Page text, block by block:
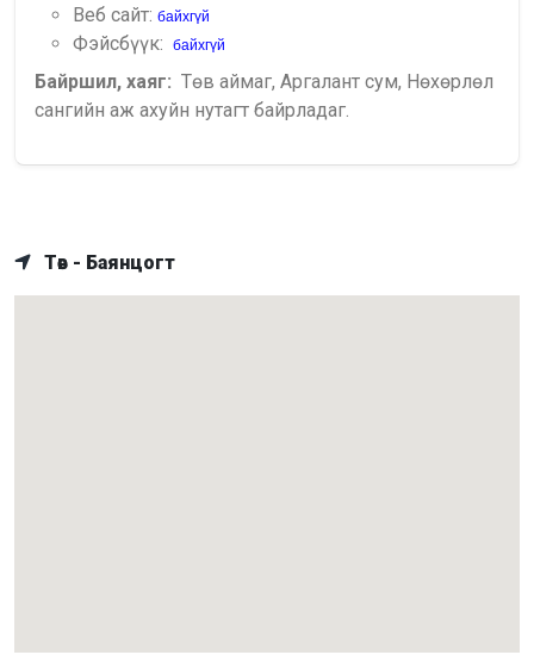
Веб сайт: байхгүй
Фэйсбүүк: байхгүй
Байршил, хаяг: Төв аймаг, Аргалант сум, Нөхөрлөл
сангийн аж ахуйн нутагт байрладаг.
Төв - Баянцогт